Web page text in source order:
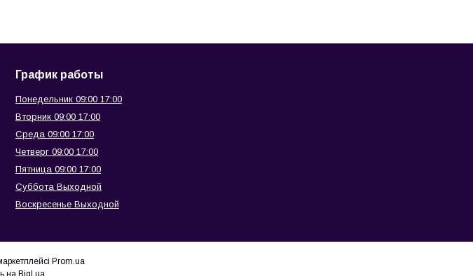
График работы
Понедельник 09:00 17:00
Вторник 09:00 17:00
Среда 09:00 17:00
Четверг 09:00 17:00
Пятница 09:00 17:00
Суббота Выходной
Воскресенье Выходной
Prom.ua
на Bigl.ua